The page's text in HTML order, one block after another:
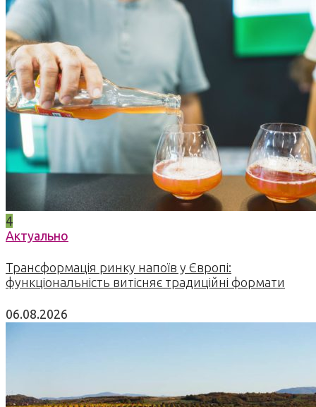
4
Актуально
Трансформація ринку напоїв у Європі:
функціональність витісняє традиційні формати
06.08.2026